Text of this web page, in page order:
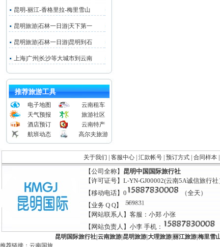
昆明-丽江-香格里拉-梅里雪山
昆明旅游|石林一日游|天下第一
昆明旅游|石林一日游|昆明到石
上海|广州|长沙等大城市到云南
推荐旅游工具
电子地图
云南租车
天气预报
旅游社区
酒店预订
云南特产
航班动态
高尔夫旅游
关于我们 客服中心| 汇款帐号| 预订方式| 合同样本
【公司全称】 昆明中国国际旅行社
【许可证号】L-YN-GJ00002(云南5A诚信旅行社
【移动电话】0
（全天）
【业务 Q Q】
【网站联系人】客服：小郑 小张
【网站负责人】小李 手机：
昆明国际旅行社| 云南旅游| 昆明旅游| 大理旅游| 丽江旅游| 梅里雪
推荐链接： 云南国旅